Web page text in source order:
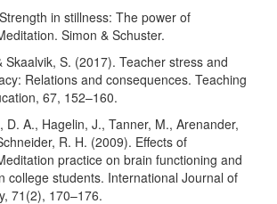
in stillness: The power of
Simon & Schuster.
Skaalvik, S. (2017). Teacher stress and
Relations and consequences. Teaching
67, 152–160.
D. A., Hagelin, J., Tanner, M., Arenander,
R. H. (2009). Effects of
practice on brain functioning and
college students. International Journal of
71(2), 170–176.